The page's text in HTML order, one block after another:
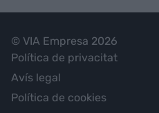
© VIA Empresa 2026
Política de privacitat
Avís legal
Política de cookies